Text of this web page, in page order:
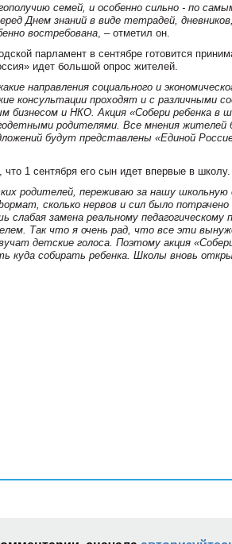
семей, и особенно сильно - по
Днем знаний в виде тетрадей,
востребована , – отметил он.
парламент в сентябре готовится
идет большой опрос жителей.
направления социального и
консультации проходят и с различными
бизнесом и НКО. Акция «Собери ребенка в
родителями. Все мнения жителей
будут представлены «Единой
1 сентября его сын идет впервые в школу.
родителей, переживаю за нашу школьную
сколько нервов и сил было
слабая замена реальному педагогическому
Так что я очень рад, что все эти
детские голоса. Поэтому акция
куда собирать ребенка. Школы вновь